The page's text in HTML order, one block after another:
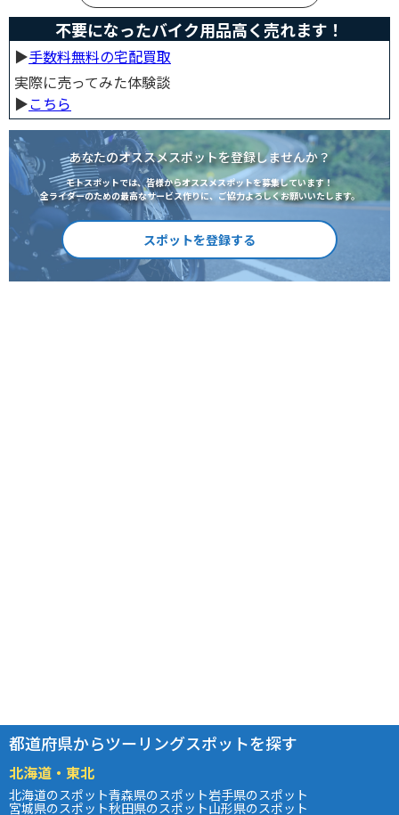
不要になったバイク用品高く売れます！
▶︎手数料無料の宅配買取
実際に売ってみた体験談
▶︎こちら
あなたのオススメスポットを登録しませんか？
モトスポットでは、皆様からオススメスポットを募集しています！
全ライダーのための最高なサービス作りに、ご協力よろしくお願いいたします。
スポットを登録する
都道府県からツーリングスポットを探す
北海道・東北
北海道のスポット青森県のスポット岩手県のスポット
宮城県のスポット秋田県のスポット山形県のスポット